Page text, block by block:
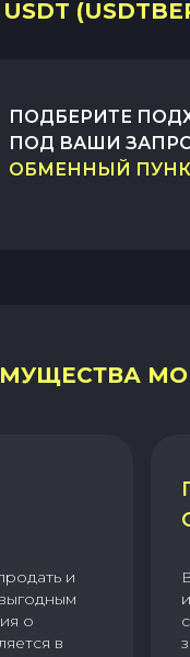
ПОДБЕРИТЕ
ПОД ВАШИ
ОБМЕННЫЙ
и
о
в